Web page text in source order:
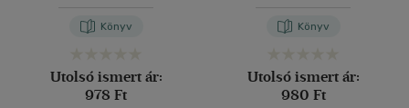
Könyv
Utolsó ismert ár:
978 Ft
Könyv
Utolsó ismert ár:
980 Ft